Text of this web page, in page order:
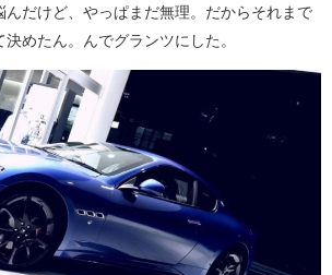
んだけど、やっぱまだ無理。だからそれまで
めたん。んでグランツにした。